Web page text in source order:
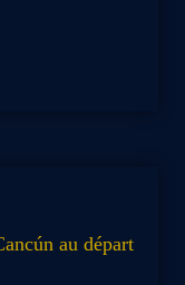
au départ